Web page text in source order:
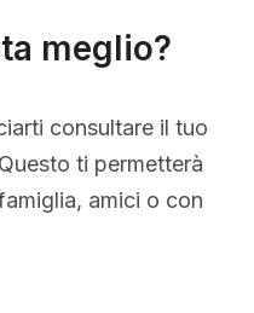
meglio?
consultare il tuo
ti permetterà
amici o con